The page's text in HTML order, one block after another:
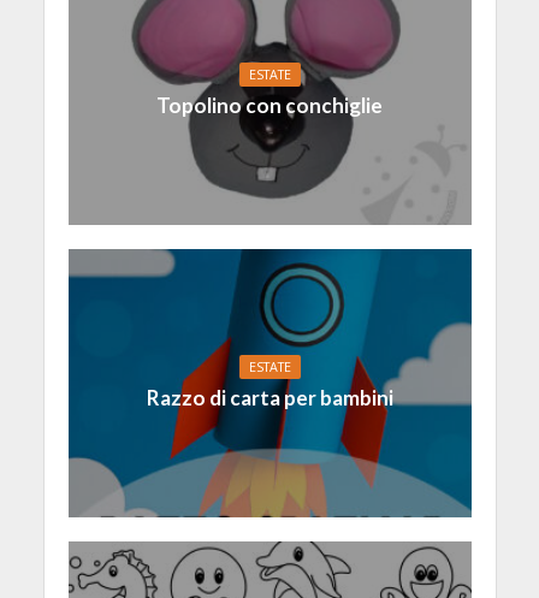
ESTATE
Topolino con conchiglie
ESTATE
Razzo di carta per bambini